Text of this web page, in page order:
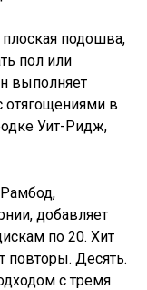
плоская подошва,
пол или
выполняет
отягощениями в
Уит-Ридж,
добавляет
по 20. Хит
повторы. Десять.
с тремя